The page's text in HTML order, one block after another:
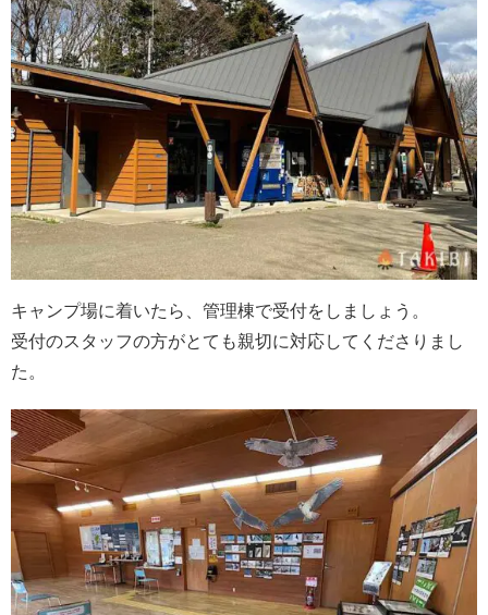
キャンプ場に着いたら、管理棟で受付をしましょう。
受付のスタッフの方がとても親切に対応してくださりまし
た。